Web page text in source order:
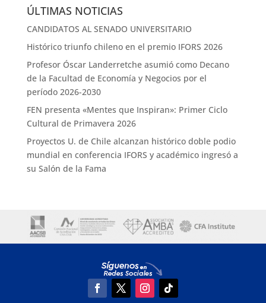
ÚLTIMAS NOTICIAS
CANDIDATOS AL SENADO UNIVERSITARIO
Histórico triunfo chileno en el premio IFORS 2026
Profesor Óscar Landerretche asumió como Decano
de la Facultad de Economía y Negocios por el
período 2026-2030
FEN presenta «Mentes que Inspiran»: Primer Ciclo
Cultural de Primavera 2026
Proyectos U. de Chile alcanzan histórico doble podio
mundial en conferencia IFORS y académico ingresó a
su Salón de la Fama